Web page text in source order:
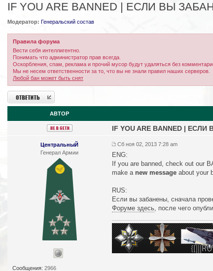
IF YOU ARE BANNED | ЕСЛИ ВЫ
Модератор: Генеральский состав
Правила форума
Вести себя интеллигентно.
Понимать что администратор прав всегда.
Оскорбления, спам, реклама и прочий мусор будут удаляться без
Мы не несем ответственности за то, что вы не знали правил наших серверов.
Любой бан может быть снят
Ответить
АВТОР
ЦентральныЙ
Генерал Армии
Сообщения: 2966
IF YOU ARE BANNED |
Сб ноя 02, 2013 7:28 am
ENG:
If you are banned, check out our
make a new messageabout your
RUS:
Если вы забанены, сначала
Форуме здесь, после чего